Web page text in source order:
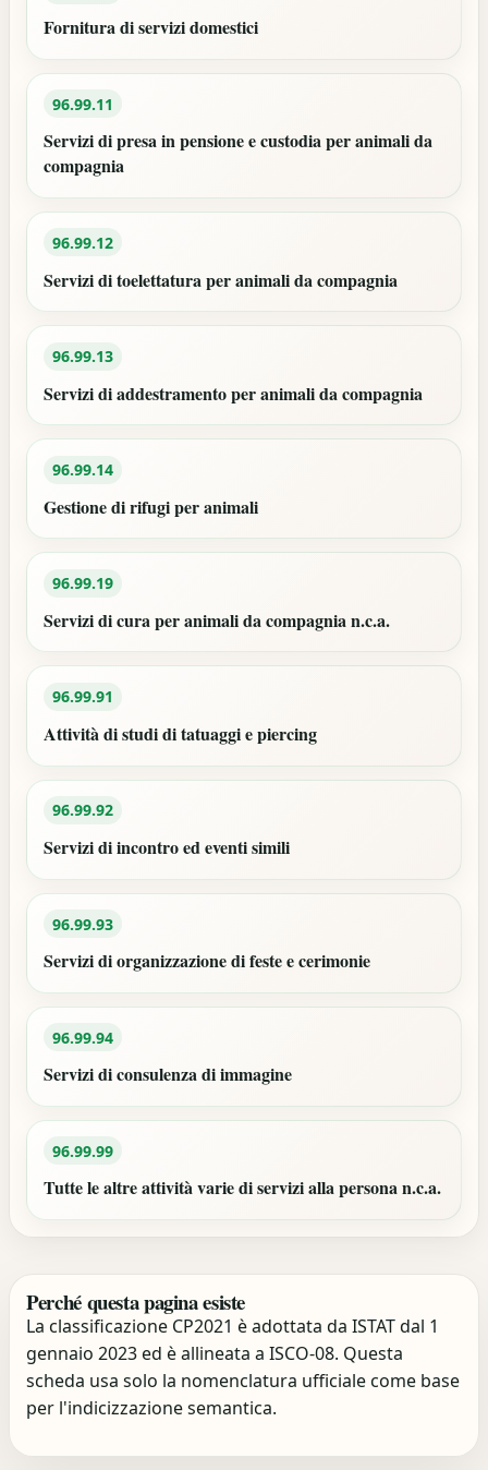
Fornitura di servizi domestici
96.99.11
Servizi di presa in pensione e custodia per animali da
compagnia
96.99.12
Servizi di toelettatura per animali da compagnia
96.99.13
Servizi di addestramento per animali da compagnia
96.99.14
Gestione di rifugi per animali
96.99.19
Servizi di cura per animali da compagnia n.c.a.
96.99.91
Attività di studi di tatuaggi e piercing
96.99.92
Servizi di incontro ed eventi simili
96.99.93
Servizi di organizzazione di feste e cerimonie
96.99.94
Servizi di consulenza di immagine
96.99.99
Tutte le altre attività varie di servizi alla persona n.c.a.
Perché questa pagina esiste
La classificazione CP2021 è adottata da ISTAT dal 1
gennaio 2023 ed è allineata a ISCO-08. Questa
scheda usa solo la nomenclatura ufficiale come base
per l'indicizzazione semantica.